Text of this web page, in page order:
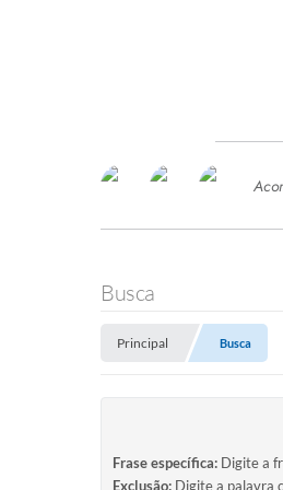
SERVIÇOS
SEMED
Processo de
Busca
Principal Busca
Frase específica: Digite a
Exclusão: Digite a palavra